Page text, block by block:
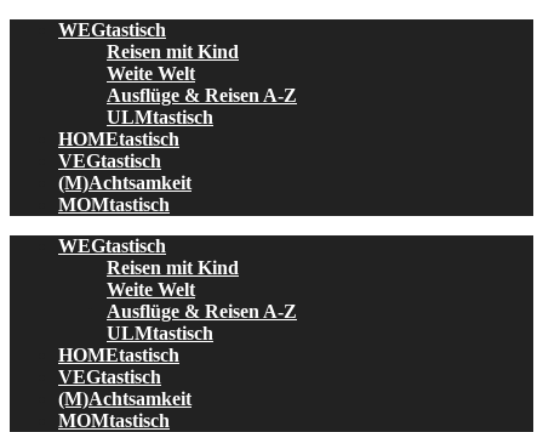
WEGtastisch
Reisen mit Kind
Weite Welt
Ausflüge & Reisen A-Z
ULMtastisch
HOMEtastisch
VEGtastisch
(M)Achtsamkeit
MOMtastisch
WEGtastisch
Reisen mit Kind
Weite Welt
Ausflüge & Reisen A-Z
ULMtastisch
HOMEtastisch
VEGtastisch
(M)Achtsamkeit
MOMtastisch